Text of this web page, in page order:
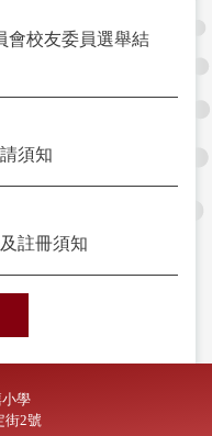
會校友委員選舉結
須知
註冊須知
學
街2號